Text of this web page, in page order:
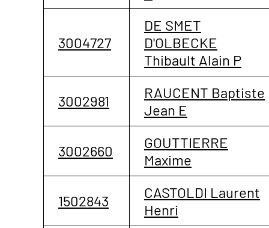
3004727
DE SMET
D'OLBECKE
Thibault Alain P
3002981
RAUCENT Baptiste
Jean E
3002660
GOUTTIERRE
Maxime
1502843
CASTOLDI Laurent
Henri